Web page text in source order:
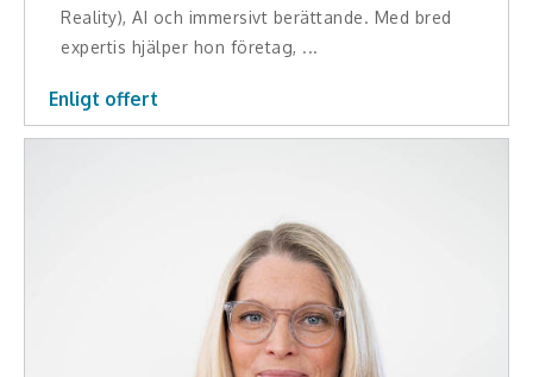
Reality), AI och immersivt berättande. Med bred
expertis hjälper hon företag, ...
Enligt offert